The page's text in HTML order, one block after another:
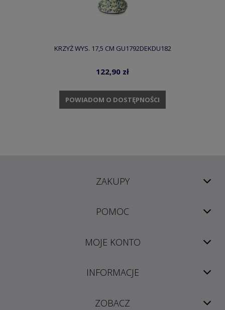
KRZYŻ WYS. 17,5 CM GU1792DEKDU182
122,90 zł
POWIADOM O DOSTĘPNOŚCI
ZAKUPY
POMOC
MOJE KONTO
INFORMACJE
ZOBACZ